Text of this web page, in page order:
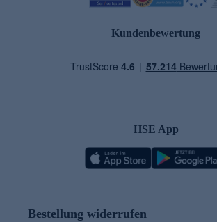
Kundenbewertung
HSE App
Bestellung widerrufen